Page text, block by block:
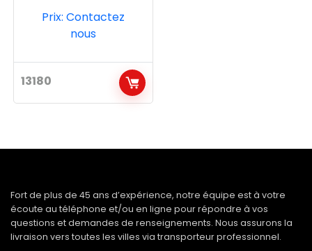
13180
Prix: Contactez
nous
Fort de plus de 45 ans d’expérience, notre équipe est à votre
écoute au téléphone et/ou en ligne pour répondre à vos
questions et demandes de renseignements. Nous assurons la
livraison vers toutes les villes via transporteur professionnel.